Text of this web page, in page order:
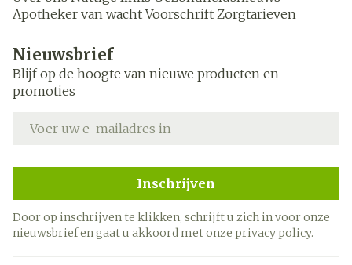
Apotheker van wacht Voorschrift Zorgtarieven
Nieuwsbrief
Blijf op de hoogte van nieuwe producten en
promoties
Inschrijven
Door op inschrijven te klikken, schrijft u zich in voor onze
nieuwsbrief en gaat u akkoord met onze privacy policy.